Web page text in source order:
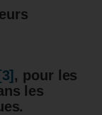
[3] , pour les
les